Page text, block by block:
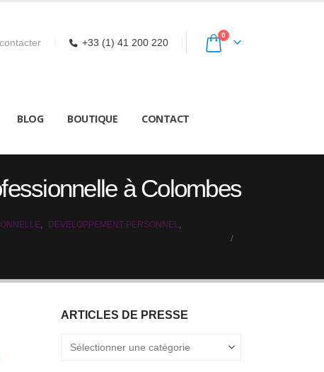
+33 (1) 41 200 220
0
BLOG BOUTIQUE CONTACT
à Colombes
DEVELOPPEMENT PERSONNEL
ARTICLES DE PRESSE